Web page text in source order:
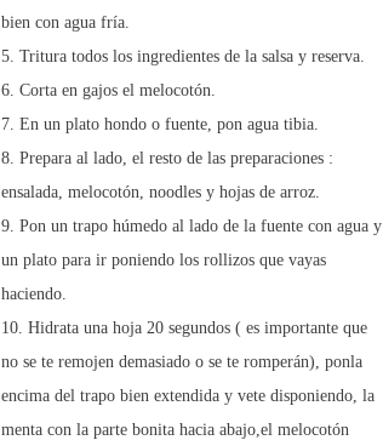
bien con agua fría.
Tritura todos los ingredientes de la salsa y reserva.
Corta en gajos el melocotón.
En un plato hondo o fuente, pon agua tibia.
Prepara al lado, el resto de las preparaciones :
ensalada, melocotón, noodles y hojas de arroz.
Pon un trapo húmedo al lado de la fuente con agua y
un plato para ir poniendo los rollizos que vayas
haciendo.
Hidrata una hoja 20 segundos ( es importante que
no se te remojen demasiado o se te romperán), ponla
encima del trapo bien extendida y vete disponiendo, la
menta con la parte bonita hacia abajo,el melocotón